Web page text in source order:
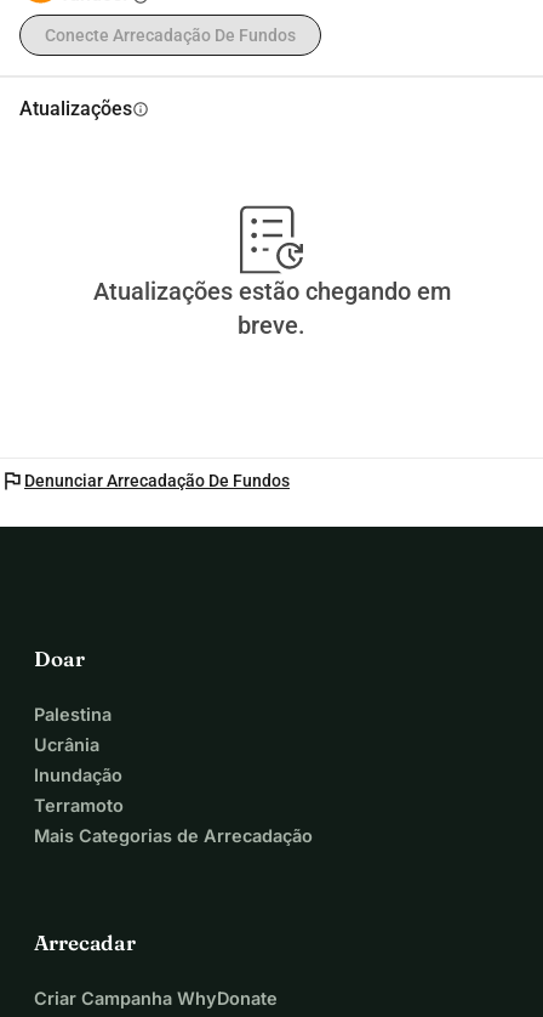
Conecte Arrecadação De Fundos
Atualizaçõesinfo
Atualizações estão chegando em
breve.
flag Denunciar Arrecadação De Fundos
Doar
Palestina
Ucrânia
Inundação
Terramoto
Mais Categorias de Arrecadação
Arrecadar
Criar Campanha WhyDonate